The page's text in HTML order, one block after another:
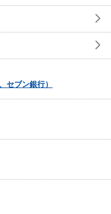
セブン銀行）